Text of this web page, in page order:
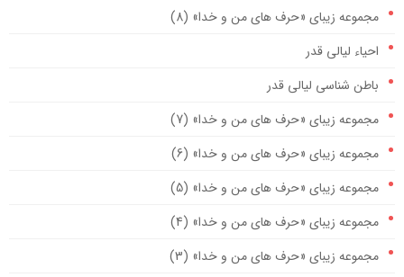
مجموعه زیبای «حرف های من و خدا» (8)
احیاء لیالی قدر
باطن شناسی لیالی قدر
مجموعه زیبای «حرف های من و خدا» (7)
مجموعه زیبای «حرف های من و خدا» (6)
مجموعه زیبای «حرف های من و خدا» (5)
مجموعه زیبای «حرف های من و خدا» (4)
مجموعه زیبای «حرف های من و خدا» (3)